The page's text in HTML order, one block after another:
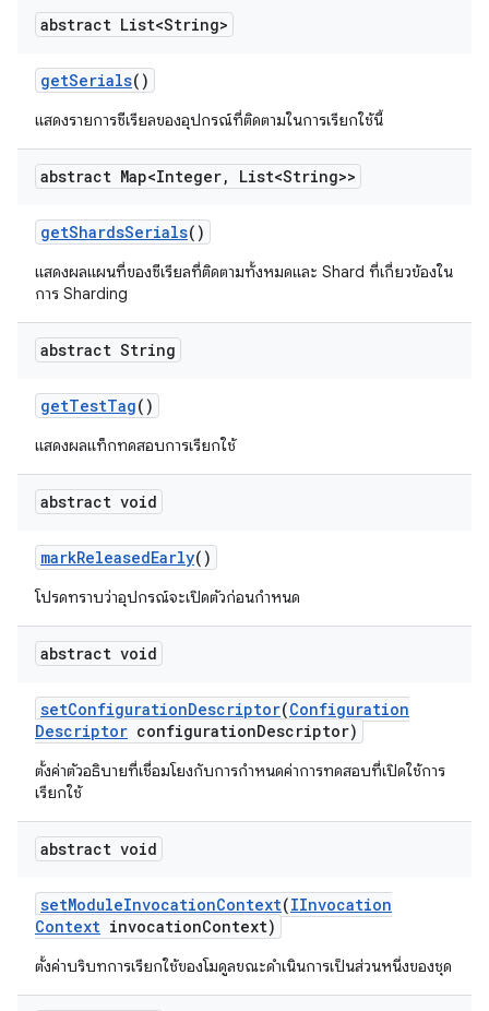
abstract List<String>
getSerials()
แสดงรายการซีเรียลของอุปกรณ์ที่ติดตามในการเรียกใช้นี้
abstract Map<Integer, List<String>>
getShardsSerials()
แสดงผลแผนที่ของซีเรียลที่ติดตามทั้งหมดและ Shard ที่เกี่ยวข้องใน
การ Sharding
abstract String
getTestTag()
แสดงผลแท็กทดสอบการเรียกใช้
abstract void
markReleasedEarly()
โปรดทราบว่าอุปกรณ์จะเปิดตัวก่อนกำหนด
abstract void
setConfigurationDescriptor(Configuration
Descriptor configurationDescriptor)
ตั้งค่าตัวอธิบายที่เชื่อมโยงกับการกำหนดค่าการทดสอบที่เปิดใช้การ
เรียกใช้
abstract void
setModuleInvocationContext(IInvocation
Context invocationContext)
ตั้งค่าบริบทการเรียกใช้ของโมดูลขณะดำเนินการเป็นส่วนหนึ่งของชุด